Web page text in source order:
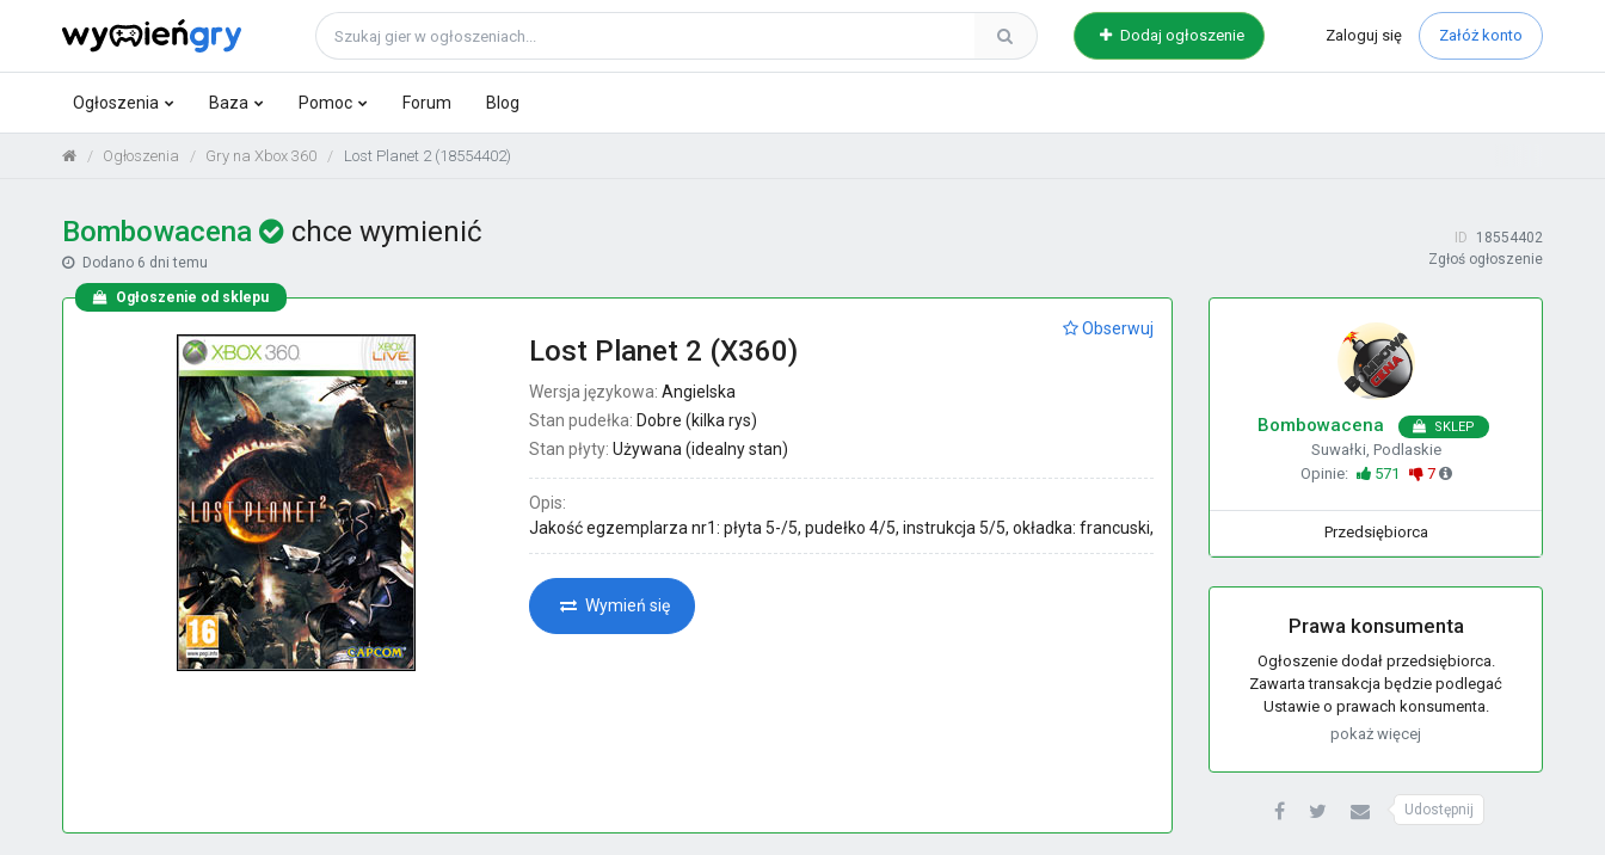
Dodaj ogłoszenie Zaloguj się Załóż konto
Ogłoszenia Baza Pomoc Forum Blog
Ogłoszenia Gry na Xbox 360 Lost Planet 2 (18554402)
Bombowacena chce wymienić
Dodano 6 dni temu
ID
18554402
Zgłoś ogłoszenie
Ogłoszenie od sklepu
Obserwuj
Lost Planet 2 (X360)
Wersja językowa: Angielska
Stan pudełka: Dobre (kilka rys)
Stan płyty: Używana (idealny stan)
Opis:
Jakość egzemplarza nr1: płyta 5-/5, pudełko 4/5, instrukcja 5/5, okładka: francuski,
Wymień się
Bombowacena SKLEP
Suwałki, Podlaskie
Opinie:
571 7
Przedsiębiorca
Prawa konsumenta
Ogłoszenie dodał przedsiębiorca.
Zawarta transakcja będzie podlegać
Ustawie o prawach konsumenta.
pokaż więcej
Udostępnij